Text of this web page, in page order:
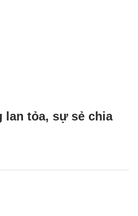
lan tỏa, sự sẻ chia